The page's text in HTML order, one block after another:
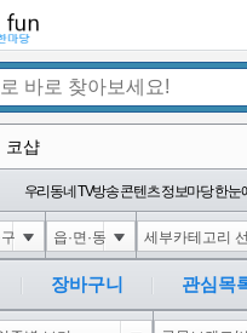
코샵
익스
미끄럼방지
대성설렁탕
1-1); waitfor delay '0:0:15' --
우리동네 TV방송 콘텐츠 정보마당 한눈
장바구니 관심목